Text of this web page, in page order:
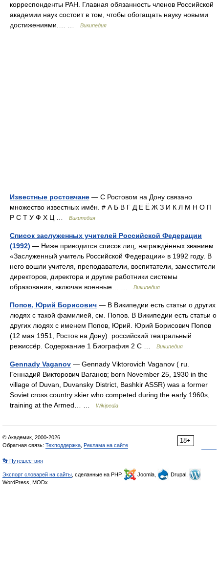
корреспонденты РАН. Главная обязанность членов Российской
академии наук состоит в том, чтобы обогащать науку новыми
достижениями.… …
Википедия
Известные ростовчане — С Ростовом на Дону связано
множество известных имён. # А Б В Г Д Е Ё Ж З И К Л М Н О П
Р С Т У Ф Х Ц …
Википедия
Список заслуженных учителей Российской Федерации
(1992) — Ниже приводится список лиц, награждённых званием
«Заслуженный учитель Российской Федерации» в 1992 году. В
него вошли учителя, преподаватели, воспитатели, заместители
директоров, директора и другие работники системы
образования, включая военные… …
Википедия
Попов, Юрий Борисович — В Википедии есть статьи о других
людях с такой фамилией, см. Попов. В Википедии есть статьи о
других людях с именем Попов, Юрий. Юрий Борисович Попов
(12 мая 1951, Ростов на Дону) российский театральный
режиссёр. Содержание 1 Биография 2 С …
Википедия
Gennady Vaganov — Gennady Viktorovich Vaganov ( ru.
Геннадий Викторович Ваганов; born November 25, 1930 in the
village of Duvan, Duvansky District, Bashkir ASSR) was a former
Soviet cross country skier who competed during the early 1960s,
training at the Armed… …
Wikipedia
18+
© Академик, 2000-2026
Обратная связь: Техподдержка Реклама на сайте
👣 Путешествия
Экспорт словарей на сайты , сделанные на PHP, Joomla,
Drupal,
WordPress, MODx.